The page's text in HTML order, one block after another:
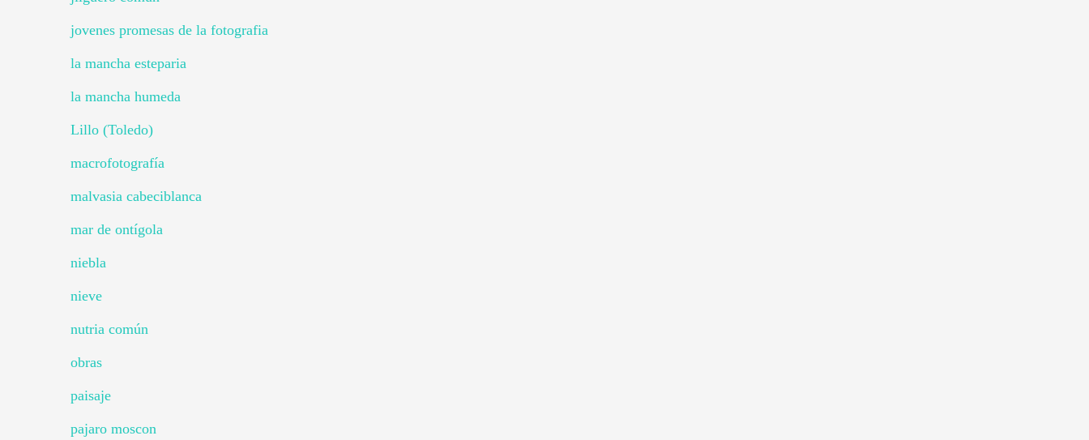
jovenes promesas de la fotografia
la mancha esteparia
la mancha humeda
Lillo (Toledo)
macrofotografía
malvasia cabeciblanca
mar de ontígola
niebla
nieve
nutria común
obras
paisaje
pajaro moscon